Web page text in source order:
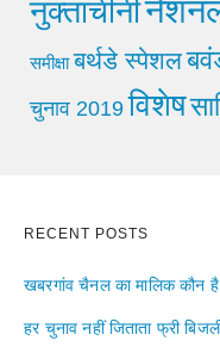
नुक्ताचीनी
समीक्षा बर्थडे स्पेशल
चुनाव 2019 विशेष
RECENT POSTS
खबरगांव चैनल का मालिक कौन
हर चुनाव नहीं जिताता फ्री